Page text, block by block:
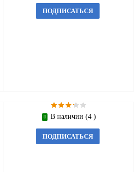
ПОДПИСАТЬСЯ
В наличии (4 )
ПОДПИСАТЬСЯ